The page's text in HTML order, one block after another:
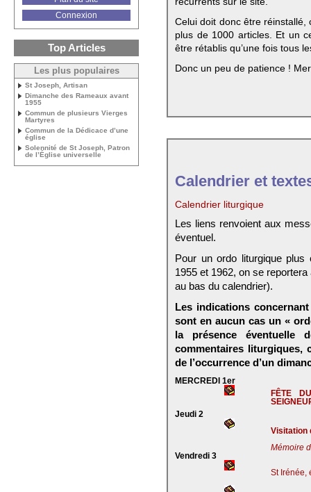
Celui doit donc être
plus de 1000 articles. Et un
être rétablis qu’une fois tous
Donc un peu de patience !
Calendrier et
Calendrier liturgique
Les liens renvoient aux
éventuel.
Pour un ordo liturgique plus
1955 et 1962, on se
au bas du calendrier).
Les indications
sont en aucun cas un «
la présence éventuelle
commentaires liturgiques,
de l’occurrence d’un
MERCREDI 1er
FÊTE
Jeudi 2
Visitation
Mémoire
Vendredi 3
St Irénée,
Connexion
Top Articles
Les plus populaires
St Joseph, Artisan
Dimanche des Rameaux avant
1955
Commun de plusieurs Vierges
Martyres
Commun de la Dédicace d’une
église
Solennité de St Joseph, Patron
de l’Église universelle